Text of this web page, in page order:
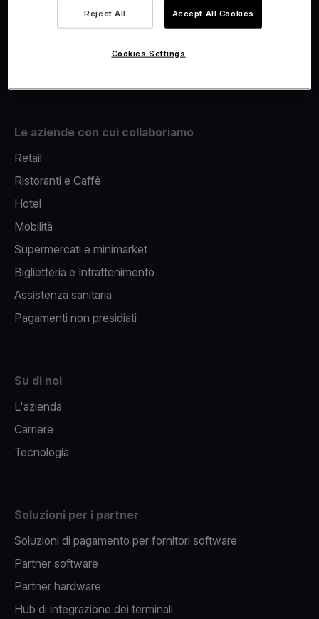
Fiscalizzazione
Le aziende con cui collaboriamo
Retail
Ristoranti e Caffè
Hotel
Mobilità
Supermercati e minimarket
Biglietteria e Intrattenimento
Assistenza sanitaria
Pagamenti non presidiati
Su di noi
L'azienda
Carriere
Tecnologia
Soluzioni per i partner
Soluzioni di pagamento per fornitori software
Partner software
Partner hardware
Hub di integrazione dei terminali
Reject All Accept All Cookies
Cookies Settings